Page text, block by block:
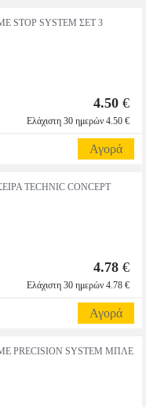
STOP SYSTEM ΣΕΤ 3
4.50 €
Ελάχιστη 30 ημερών 4.50 €
Αγορά
TECHNIC CONCEPT
4.78 €
Ελάχιστη 30 ημερών 4.78 €
Αγορά
PRECISION SYSTEM ΜΠΛΕ